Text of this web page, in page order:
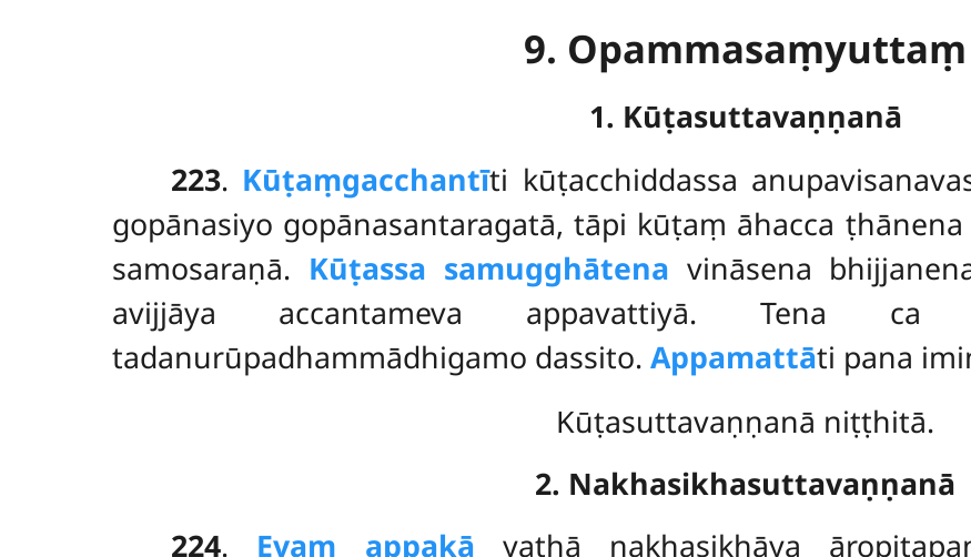
9. Opammasaṃyuttaṃ
1. Kūṭasuttavaṇṇanā
223. Kūṭaṃgacchantīti kūṭacchiddassa
gopānasiyo gopānasantaragatā, tāpi kūṭaṃ āhacca ṭhānena
samosaraṇā. Kūṭassa samugghātena vināsena
avijjāya accantameva appavattiyā. Tena ca
tadanurūpadhammādhigamo dassito. Appamattāti pana
Kūṭasuttavaṇṇanā niṭṭhitā.
2. Nakhasikhasuttavaṇṇanā
224. Evaṃ appakā yathā nakhasikhāya